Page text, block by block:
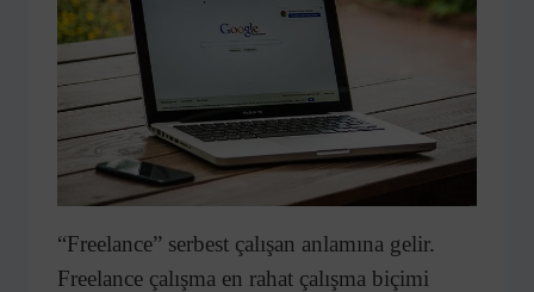
“Freelance” serbest çalışan anlamına gelir.
Freelance çalışma en rahat çalışma biçimi